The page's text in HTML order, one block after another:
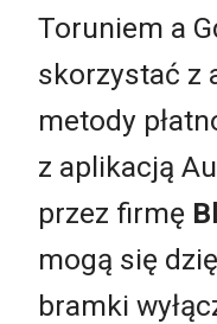
Toruniem a
skorzystać z
metody
z aplikacją
przez firmę
mogą się
bramki